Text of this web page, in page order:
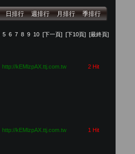
日排行 週排行 月排行 季排行
5 6 7 8 9 10 [下一頁] [下10頁] [最終頁]
http://kEMlzpAX.ttj.com.tw 2 Hit
http://kEMlzpAX.ttj.com.tw 1 Hit